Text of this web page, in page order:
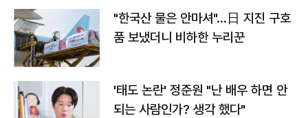
"한국산 물은 안마셔"…日 지진 구호
품 보냈더니 비하한 누리꾼
'태도 논란' 정준원 "난 배우 하면 안
되는 사람인가? 생각 했다"